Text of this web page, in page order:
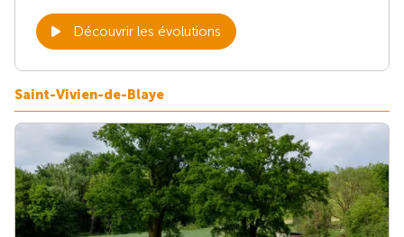
Découvrir les évolutions
Saint-Vivien-de-Blaye